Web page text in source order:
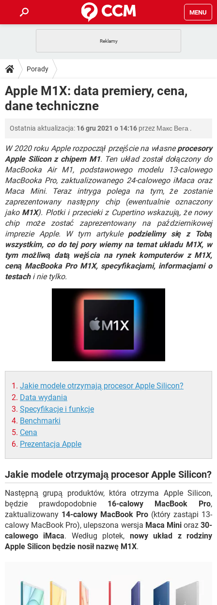
MENU
GRY
SPOTIFY NETFLIX
INSTAGRAM
PORADY
PlayStation
GRY WHATSAPP
INSTAGRAM FACEBOOK
WINDOWS 10
DO POBRANIA
ANDROID
INSTAGRAM FACEBOOK
WINDOWS 10
FORUM
COVID-19 TIKTOK
GRY WHATSAPP
SPOTIFY NETFLIX
INSTAGRAM FACEBOOK
WINDOWS 10
COVID-19 TIKTOK
GRY WHATSAPP
SPOTIFY NETFLIX
INSTAGRAM FACEBOOK
WINDOWS 10
Porady
Apple M1X: data premiery, cena,
dane techniczne
Ostatnia aktualizacja: 16 gru 2021 o 14:16 przez Макс Вега .
W 2020 roku Apple rozpoczął przejście na własneprocesory
Apple Silicon z chipem M1. Ten układ został dołączony do
MacBooka Air M1, podstawowego modelu 13-calowego
MacBooka Pro, zaktualizowanego 24-calowego iMaca oraz
Maca Mini. Teraz intryga polega na tym, że zostanie
zaprezentowany następny chip (ewentualnie oznaczony
jako M1X). Plotki i przecieki z Cupertino wskazują, że nowy
chip może zostać zaprezentowany na październikowej
imprezie Apple. W tym artykule podzielimy się z Tobą
wszystkim, co do tej pory wiemy na temat układu M1X, w
tym możliwą datą wejścia na rynek komputerów z M1X,
ceną MacBooka Pro M1X, specyfikacjami, informacjami o
testachi nie tylko.
Jakie modele otrzymają procesor Apple Silicon?
Data wydania
Specyfikacje i funkcje
Benchmarki
Cena
Prezentacja Apple
Jakie modele otrzymają procesor Apple Silicon?
Następną grupą produktów, która otrzyma Apple Silicon,
będzie prawdopodobnie 16-calowy MacBook Pro,
zaktualizowany 14-calowy MacBook Pro (który zastąpi 13-
calowy MacBook Pro), ulepszona wersja Maca Minioraz 30-
calowego iMaca. Według plotek, nowy układ z rodziny
Apple Silicon będzie nosił nazwę M1X.